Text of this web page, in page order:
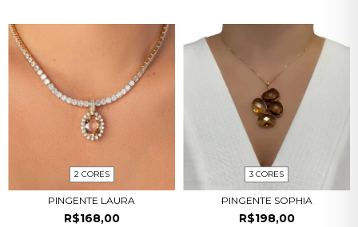
2 CORES
PINGENTE LAURA
R$168,00
3 CORES
PINGENTE SOPHIA
R$198,00